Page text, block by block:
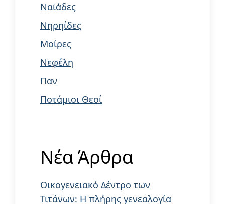
Ναϊάδες
Νηρηίδες
Μοίρες
Νεφέλη
Παν
Ποτάμιοι Θεοί
Νέα Άρθρα
Οικογενειακό Δέντρο των
Τιτάνων: Η πλήρης γενεαλογία